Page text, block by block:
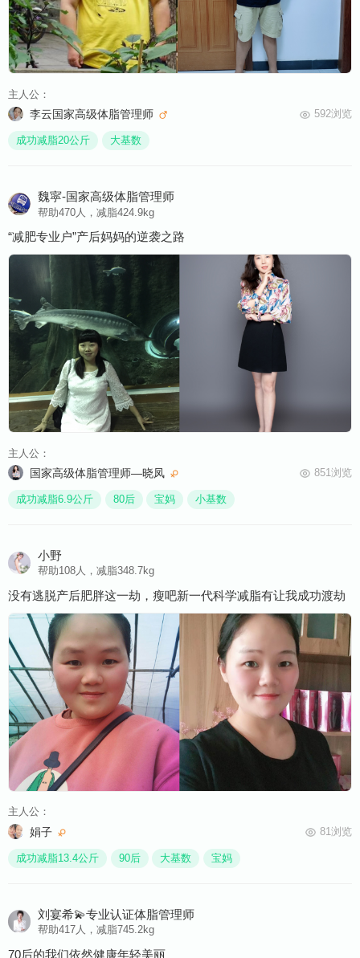
主人公：
李云国家高级体脂管理师 592浏览
成功减脂20公斤 大基数
魏寜-国家高级体脂管理师
帮助470人，减脂424.9kg
“减肥专业户”产后妈妈的逆袭之路
主人公：
国家高级体脂管理师—晓凤 851浏览
成功减脂6.9公斤 80后 宝妈 小基数
小野
帮助108人，减脂348.7kg
没有逃脱产后肥胖这一劫，瘦吧新一代科学减脂有让我成功渡劫
主人公：
娟子 81浏览
成功减脂13.4公斤 90后 大基数 宝妈
刘宴希💫专业认证体脂管理师
帮助417人，减脂745.2kg
70后的我们依然健康年轻美丽